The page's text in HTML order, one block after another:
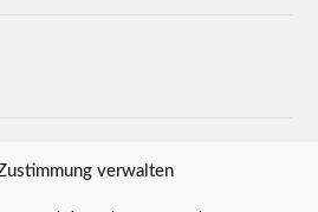
verwalten